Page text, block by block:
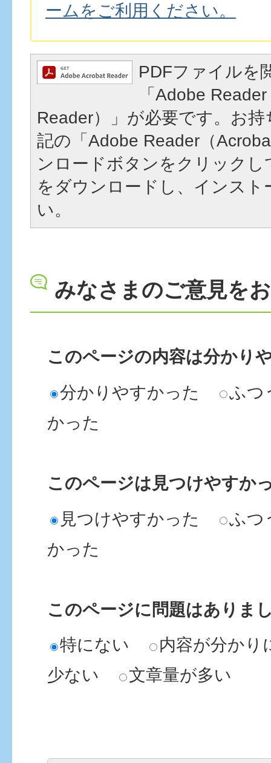
ームをご利用ください。
PDFファイルを
「Adobe
Reader）」が必要です。お
記の「Adobe Reader（
ンロードボタンをクリック
をダウンロードし、インスト
い。
みなさまのご意見を
このページの内容は分かり
分かりやすかった
ふつ
かった
このページは見つけやすか
見つけやすかった
ふつ
かった
このページに問題はありま
特にない
内容が分かり
少ない
文章量が多い